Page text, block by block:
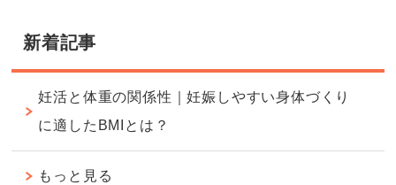
新着記事
妊活と体重の関係性｜妊娠しやすい身体づくり
に適したBMIとは？
もっと見る